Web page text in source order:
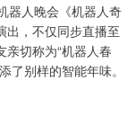
器人晚会《机器人奇
出，不仅同步直播至
切称为“机器人春
了别样的智能年味。